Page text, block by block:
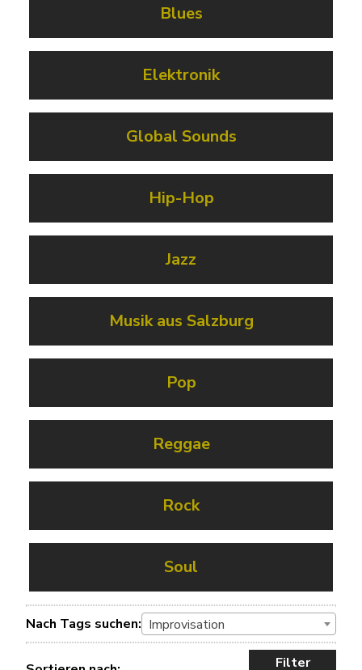
Blues
Elektronik
Global Sounds
Hip-Hop
Jazz
Musik aus Salzburg
Pop
Reggae
Rock
Soul
Nach Tags suchen: Improvisation
Filter